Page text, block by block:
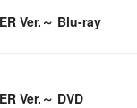
Ver.～ Blu-ray
Ver.～ DVD